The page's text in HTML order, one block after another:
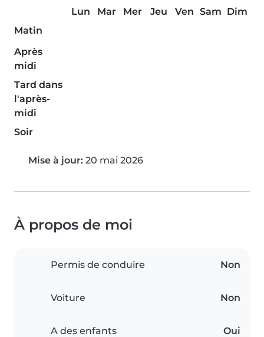
Lun Mar Mer Jeu Ven Sam Dim
Matin
Après
midi
Tard dans
l'après-
midi
Soir
Mise à jour: 20 mai 2026
À propos de moi
Permis de conduire Non
Voiture Non
A des enfants Oui